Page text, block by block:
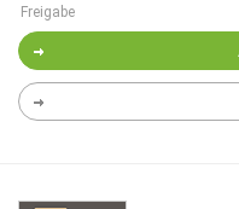
Freigabe